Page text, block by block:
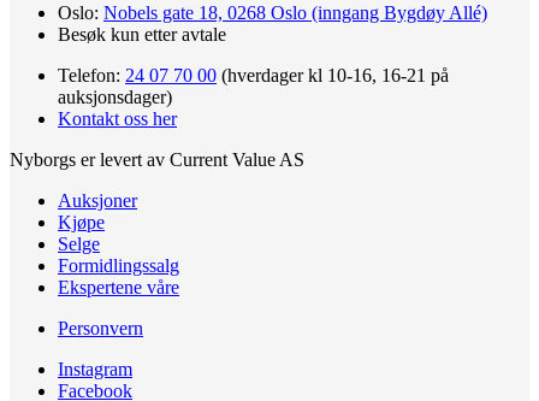
Oslo: Nobels gate 18, 0268 Oslo (inngang Bygdøy Allé)
Besøk kun etter avtale
Telefon: 24 07 70 00 (hverdager kl 10-16, 16-21 på
auksjonsdager)
Kontakt oss her
Nyborgs er levert av Current Value AS
Auksjoner
Kjøpe
Selge
Formidlingssalg
Ekspertene våre
Personvern
Instagram
Facebook